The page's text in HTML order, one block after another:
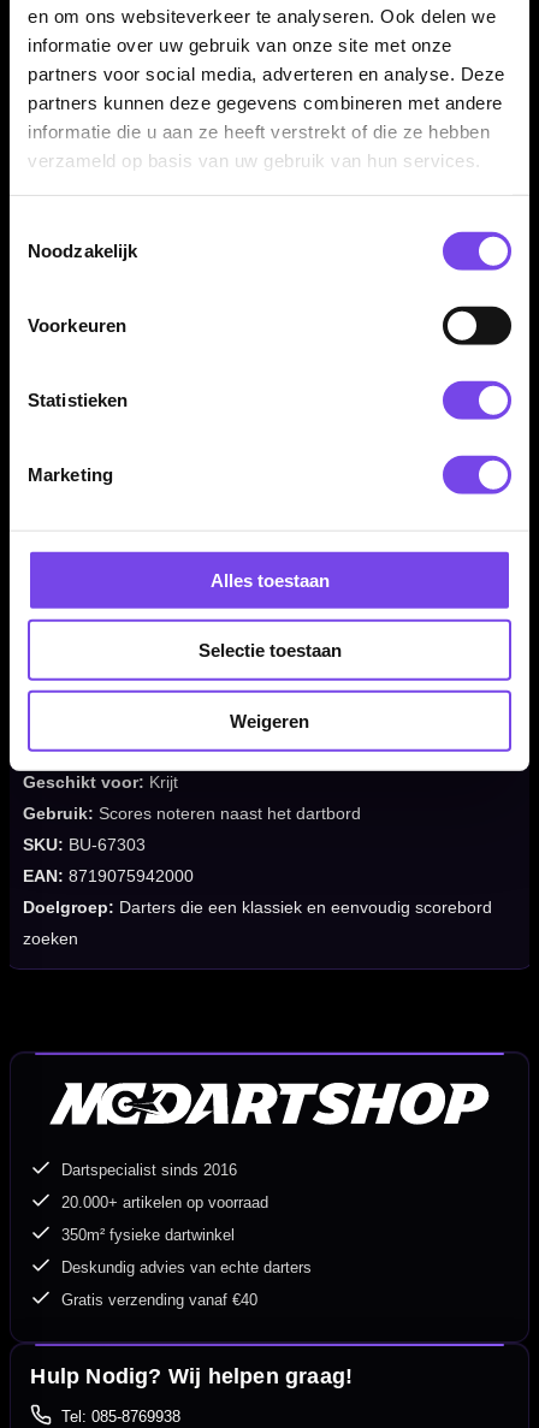
en om ons websiteverkeer te analyseren. Ook delen we
informatie over uw gebruik van onze site met onze
partners voor social media, adverteren en analyse. Deze
partners kunnen deze gegevens combineren met andere
informatie die u aan ze heeft verstrekt of die ze hebben
verzameld op basis van uw gebruik van hun services.
Noodzakelijk
Voorkeuren
Statistieken
Marketing
Alles toestaan
Selectie toestaan
Weigeren
Ideaal voor thuis en recreatief darten
Het BULL'S Chalk Board 60x30 cm is vooral geschikt voor
thuisgebruik, hobbyruimtes, mancaves, gamekamers en
recreatieve dartopstellingen. Een betaalbare en praktische
✓
Klassiek dart scorebord van BULL'S
✓ Past makkelijk naast vrijwel ieder dartbord
✓ Geen batterijen of stroom nodig
Merk:BULL'S
Chalk board / krijtbord scorebord
Categorie:Schrijfborden / scoreborden
Scorebord type:Krijtbord
Geschikt voor: Krijt
Gebruik: Scores noteren naast het dartbord
SKU: BU-67303
EAN: 8719075942000
Doelgroep: Darters die een klassiek en eenvoudig scorebord
zoeken
Dartspecialist sinds 2016
20.000+ artikelen op voorraad
350m² fysieke dartwinkel
Deskundig advies van echte darters
Gratis verzending vanaf €40
Hulp Nodig? Wij helpen graag!
Tel: 085-8769938